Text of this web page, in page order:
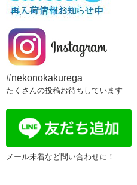
#nekonokakurega
たくさんの投稿お待ちしています
メール未着など問い合わせに！